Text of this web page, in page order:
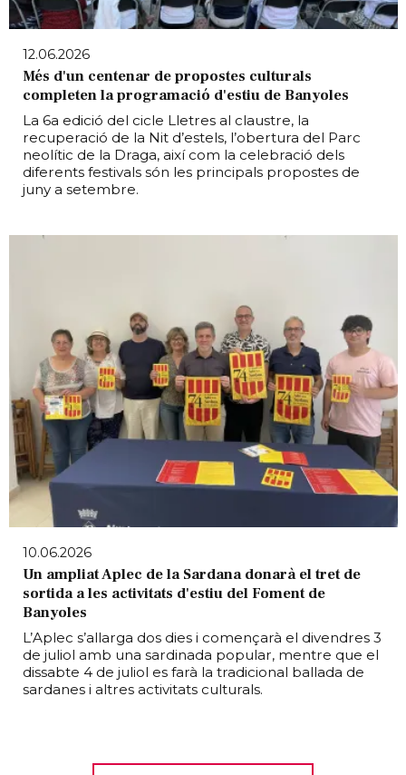
12.06.2026
Més d'un centenar de propostes culturals
completen la programació d'estiu de Banyoles
La 6a edició del cicle Lletres al claustre, la
recuperació de la Nit d’estels, l’obertura del Parc
neolític de la Draga, així com la celebració dels
diferents festivals són les principals propostes de
juny a setembre.
10.06.2026
Un ampliat Aplec de la Sardana donarà el tret de
sortida a les activitats d'estiu del Foment de
Banyoles
L’Aplec s’allarga dos dies i començarà el divendres 3
de juliol amb una sardinada popular, mentre que el
dissabte 4 de juliol es farà la tradicional ballada de
sardanes i altres activitats culturals.